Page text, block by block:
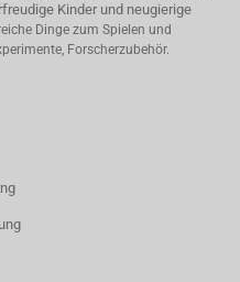
Kinder und neugierige
Dinge zum Spielen und
Forscherzubehör.